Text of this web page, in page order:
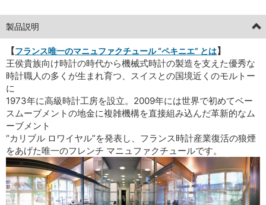
製品説明
【フランス唯一のマニュファクチュール “ペキニエ” とは】
王侯貴族向け時計の時代から機械式時計の製造を支えた優秀な
時計職人の多くが生まれ育つ、スイスとの国境近くのモルトー
に
1973年に高級時計工房を設立。2009年には世界で初めてベー
スムーブメントの地金に複雑機構を直接組み込んだ革新的なム
ーブメント
“カリブル ロワイヤル”を発表し、フランス時計産業復活の狼煙
をあげた唯一のフレンチ マニュファクチュールです。